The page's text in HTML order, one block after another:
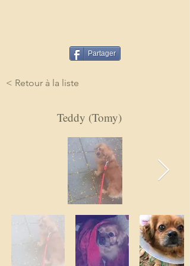
Partager
< Retour à la liste
Teddy (Tomy)